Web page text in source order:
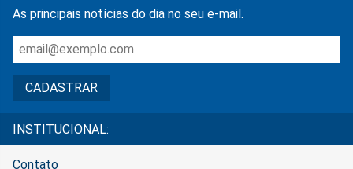
As principais notícias do dia no seu e-mail.
INSTITUCIONAL:
Contato